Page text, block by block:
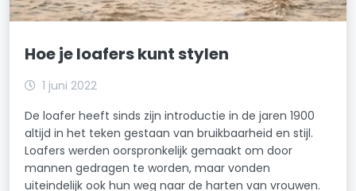
Hoe je loafers kunt stylen
1 juni 2022
De loafer heeft sinds zijn introductie in de jaren 1900
altijd in het teken gestaan van bruikbaarheid en stijl.
Loafers werden oorspronkelijk gemaakt om door
mannen gedragen te worden, maar vonden
uiteindelijk ook hun weg naar de harten van vrouwen.